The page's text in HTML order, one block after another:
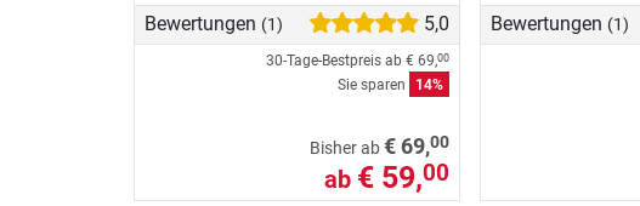
Bewertungen (1) 5,0
30-Tage-Bestpreis ab € 69,00
Sie sparen 14%
Bisher ab€ 69,00
ab € 59,00
Bewertungen (1)